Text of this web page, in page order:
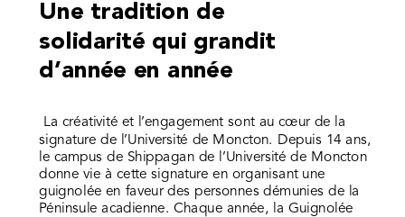
Une tradition de
solidarité qui grandit
d’année en année
La créativité et l’engagement sont au cœur de la
signature de l’Université de Moncton. Depuis 14 ans,
le campus de Shippagan de l’Université de Moncton
donne vie à cette signature en organisant une
guignolée en faveur des personnes démunies de la
Péninsule acadienne. Chaque année, la Guignolée